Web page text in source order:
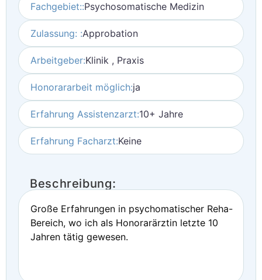
Fachgebiet::Psychosomatische Medizin
Zulassung: :Approbation
Arbeitgeber:Klinik , Praxis
Honorararbeit möglich:ja
Erfahrung Assistenzarzt:10+ Jahre
Erfahrung Facharzt:Keine
Beschreibung:
Große Erfahrungen in psychomatischer Reha-
Bereich, wo ich als Honorarärztin letzte 10
Jahren tätig gewesen.